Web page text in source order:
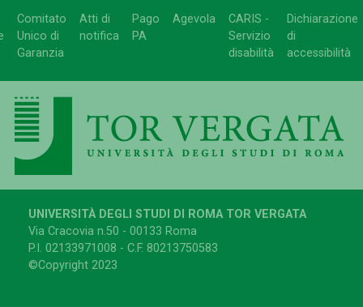
Comitato
Unico di
Garanzia
Atti di
notifica
Pago
PA
Agevola
CARIS -
Servizio
disabilità
Dichiarazione
di
accessibilità
UNIVERSITÀ DEGLI STUDI DI ROMA TOR VERGATA
Via Cracovia n.50 - 00133 Roma
P.I. 02133971008 - C.F. 80213750583
©Copyright 2023